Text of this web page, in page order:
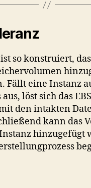
so konstruiert,
Fällt eine Instanz
löst sich das
den intakten
kann das
hinzugefügt